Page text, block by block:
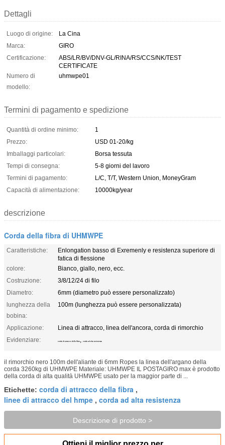
Dettagli
Luogo di origine:
La Cina
Marca:
GIRO
Certificazione:
ABS/LR/BV/DNV-GL/RINA/RS/CCS/NK/TEST
CERTIFICATE
Numero di
modello:
uhmwpe01
Termini di pagamento e spedizione
Quantità di ordine minimo:
1
Prezzo:
USD 01-20/kg
Imballaggi particolari:
Borsa tessuta
Tempi di consegna:
5-8 giorni del lavoro
Termini di pagamento:
L/C, T/T, Western Union, MoneyGram
Capacità di alimentazione:
10000kg/year
descrizione
Corda della fibra di UHMWPE
Caratteristiche:
Enlongation basso di Exremenly e resistenza superiore di
fatica di flessione
colore:
Bianco, giallo, nero, ecc.
Costruzione:
3/8/12/24 di filo
Diametro:
6mm (diametro può essere personalizzato)
lunghezza della
bobina:
100m (lunghezza può essere personalizzata)
Applicazione:
Linea di attracco, linea dell'ancora, corda di rimorchio
Evidenziare:
corda di attracco della fibra , corda ad alta resistenza
il rimorchio nero 100m dell'aliante di 6mm Ropes la linea dell'argano della
corda 3260kg di UHMWPE Materiale: UHMWPE IL POSTAGIRO max è prodotto
della corda di alta qualità UHMWPE usato per la maggior parte di ...
Etichette: corda di attracco della fibra ,
linee di attracco del hmpe , corda ad alta resistenza
Descrizione di prodotto >